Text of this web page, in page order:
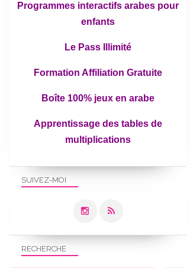
SUIVEZ-MOI
RECHERCHE
Programmes interactifs arabes pour
enfants
Le Pass Illimité
Formation Affiliation Gratuite
Boîte 100% jeux en arabe
Apprentissage des tables de
multiplications